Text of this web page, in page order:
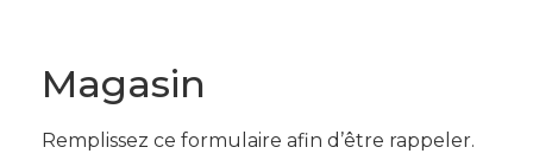
Magasin
Remplissez ce formulaire afin d’être rappeler.